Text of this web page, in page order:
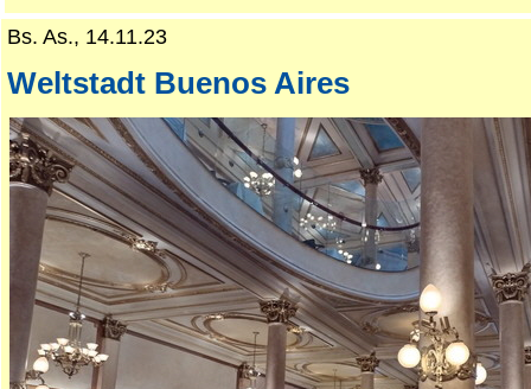
Bs. As., 14.11.23
Weltstadt Buenos Aires